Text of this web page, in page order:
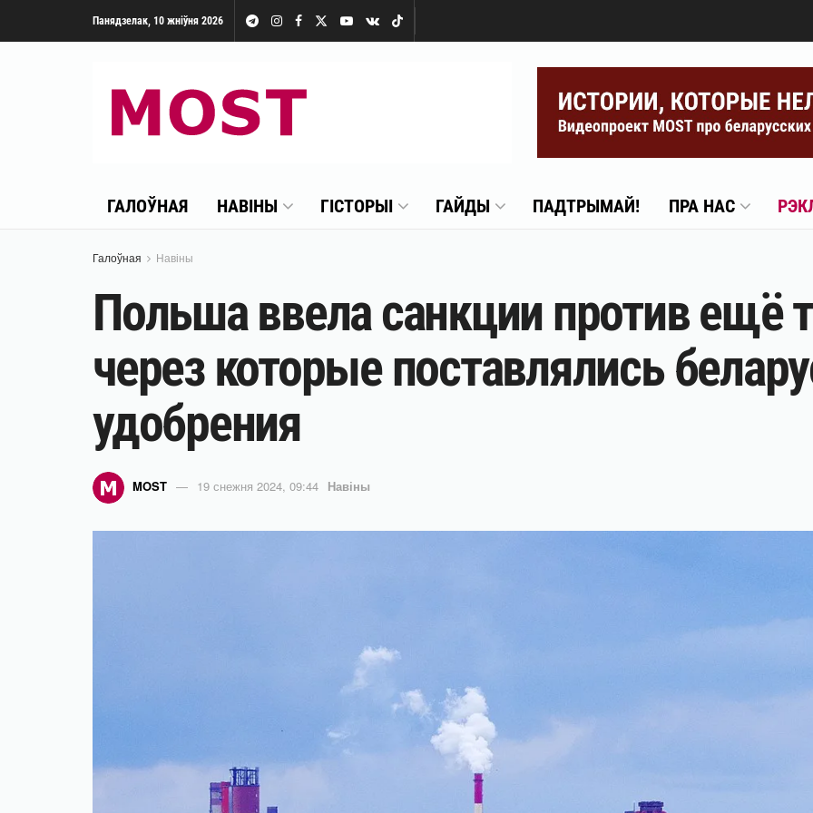
Панядзелак, 10 жніўня 2026
ГАЛОЎНАЯ НАВІНЫ ГІСТОРЫІ ГАЙДЫ ПАДТРЫМАЙ! ПРА НАС
Галоўная Навіны
Польша ввела санкции против ещё
через которые поставлялись
удобрения
MOST 19 снежня 2024, 09:44 Навіны